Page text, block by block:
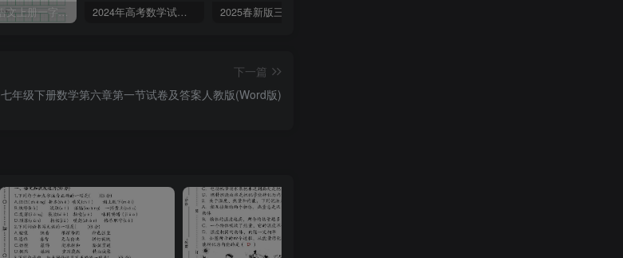
三年级语文上册一字三描红写字表字帖 2024年高考数学试卷（文）（全国甲卷）（空白卷）
下一篇
七年级下册数学第六章第一节试卷及答案人教版(Word版)